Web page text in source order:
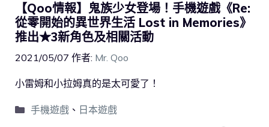
【Qoo情報】鬼族少女登場！手機遊戲《Re:
從零開始的異世界生活 Lost in Memories》
推出★3新角色及相關活動
2021/05/07 作者: Mr. Qoo
小雷姆和小拉姆真的是太可愛了！
手機遊戲、 日本遊戲